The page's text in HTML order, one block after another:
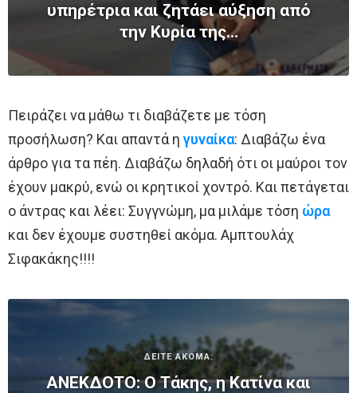
υπηρέτρια και ζητάει αύξηση από
την Κυρία της…
Πειράζει να μάθω τι διαβάζετε με τόση
προσήλωση? Και απαντά η γυναίκα: Διαβάζω ένα
άρθρο για τα πέη. Διαβάζω δηλαδή ότι οι μαύροι τον
έχουν μακρύ, ενώ οι κρητικοί χοντρό. Και πετάγεται
ο άντρας και λέει: Συγγνώμη, μα μιλάμε τόση ώρα
και δεν έχουμε συστηθεί ακόμα. Αμπτουλάχ
Σιφακάκης!!!!
ΔΕΙΤΕ ΑΚΟΜΑ:
ΑΝΕΚΔΟΤΟ: Ο Τάκης, η Κατίνα και